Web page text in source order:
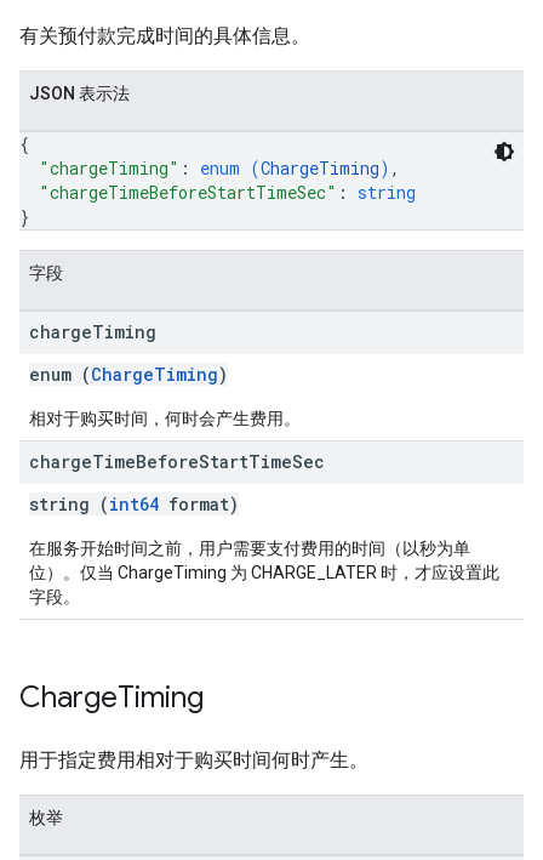
有关预付款完成时间的具体信息。
JSON 表示法
{
"chargeTiming" : enum (ChargeTiming) ,
"chargeTimeBeforeStartTimeSec" : string
}
字段
chargeTiming
enum (ChargeTiming)
相对于购买时间，何时会产生费用。
chargeTimeBeforeStartTimeSec
string (int64 format)
在服务开始时间之前，用户需要支付费用的时间（以秒为单
位）。仅当 ChargeTiming 为 CHARGE_LATER 时，才应设置此
字段。
ChargeTiming
用于指定费用相对于购买时间何时产生。
枚举